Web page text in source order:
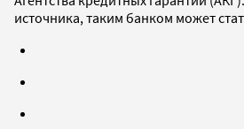
источника, таким банком может